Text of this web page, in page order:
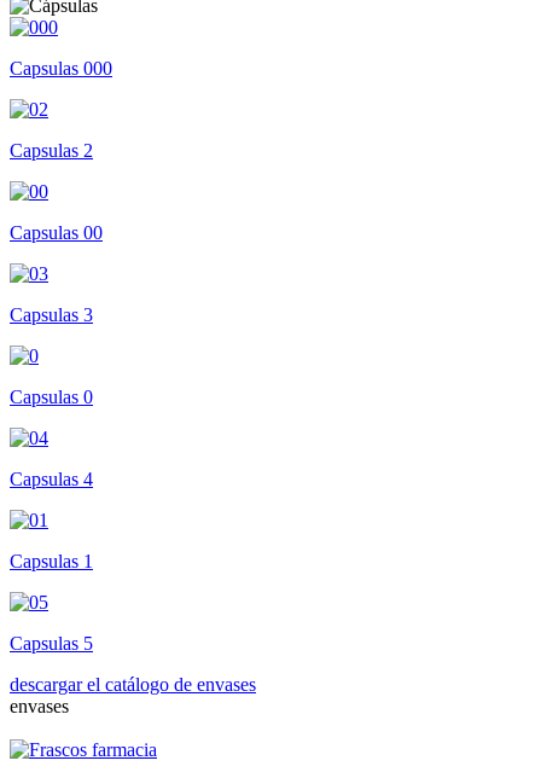
Capsulas 000
Capsulas 2
Capsulas 00
Capsulas 3
Capsulas 0
Capsulas 4
Capsulas 1
Capsulas 5
descargar el catálogo de envases
envases